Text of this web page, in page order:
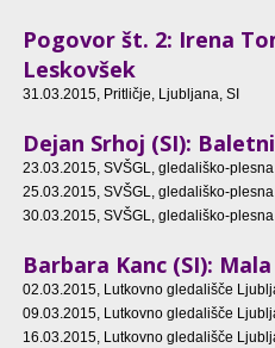
Pogovor št. 2: Irena
Leskovšek
31.03.2015, Pritličje, Ljubljana, SI
Dejan Srhoj (SI):
23.03.2015, SVŠGL, gledališko-
25.03.2015, SVŠGL, gledališko-
30.03.2015, SVŠGL, gledališko-
Barbara Kanc (SI):
02.03.2015, Lutkovno gledališče
09.03.2015, Lutkovno gledališče
16.03.2015, Lutkovno gledališče